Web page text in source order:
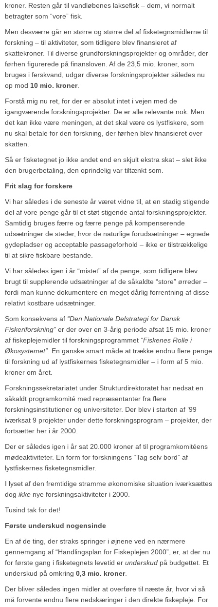
kroner. Resten går til vandløbenes laksefisk – dem, vi normalt
betragter som “vore” fisk.
Men desværre går en større og større del af fisketegnsmidlerne til
forskning – til aktiviteter, som tidligere blev finansieret af
skattekroner. Til diverse grundforskningsprojekter og områder, der
førhen figurerede på finansloven. Af de 23,5 mio. kroner, som
bruges i ferskvand, udgør diverse forskningsprojekter således nu
op mod 10 mio. kroner.
Forstå mig nu ret, for der er absolut intet i vejen med de
igangværende forskningsprojekter. De er alle relevante nok. Men
det kan ikke være meningen, at det skal være os lystfiskere, som
nu skal betale for den forskning, der førhen blev finansieret over
skatten.
Så er fisketegnet jo ikke andet end en skjult ekstra skat – slet ikke
den brugerbetaling, den oprindelig var tiltænkt som.
Frit slag for forskere
Vi har således i de seneste år været vidne til, at en stadig stigende
del af vore penge går til et støt stigende antal forskningsprojekter.
Samtidig bruges færre og færre penge på kompenserende
udsætninger de steder, hvor de naturlige forudsætninger – egnede
gydepladser og acceptable passageforhold – ikke er tilstrækkelige
til at sikre fiskbare bestande.
Vi har således igen i år “mistet” af de penge, som tidligere blev
brugt til supplerende udsætninger af de såkaldte “store” ørreder –
fordi man kunne dokumentere en meget dårlig forrentning af disse
relativt kostbare udsætninger.
Som konsekvens af “Den Nationale Delstrategi for Dansk
Fiskeriforskning” er der over en 3-årig periode afsat 15 mio. kroner
af fiskeplejemidler til forskningsprogrammet “Fiskenes Rolle i
Økosystemet”. En ganske smart måde at trække endnu flere penge
til forskning ud af lystfiskernes fisketegnsmidler – i form af 5 mio.
kroner om året.
Forskningssekretariatet under Strukturdirektoratet har nedsat en
såkaldt programkomité med repræsentanter fra flere
forskningsinstitutioner og universiteter. Der blev i starten af ’99
iværksat 9 projekter under dette forskningsprogram – projekter, der
fortsætter her i år 2000.
Der er således igen i år sat 20.000 kroner af til programkomitéens
mødeaktiviteter. En form for forskningens “Tag selv bord” af
lystfiskernes fisketegnsmidler.
I lyset af den fremtidige stramme økonomiske situation iværksættes
dog ikke nye forskningsaktiviteter i 2000.
Tusind tak for det!
Første underskud nogensinde
En af de ting, der straks springer i øjnene ved en nærmere
gennemgang af “Handlingsplan for Fiskeplejen 2000”, er, at der nu
for første gang i fisketegnets levetid er underskud på budgettet. Et
underskud på omkring 0,3 mio. kroner.
Der bliver således ingen midler at overføre til næste år, hvor vi så
må forvente endnu flere nedskæringer i den direkte fiskepleje. For